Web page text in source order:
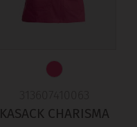
KASACK CHARISMA